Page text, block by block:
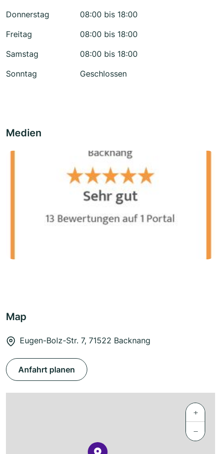
Donnerstag
08:00 bis 18:00
Freitag
08:00 bis 18:00
Samstag
08:00 bis 18:00
Sonntag
Geschlossen
Medien
Map
Eugen-Bolz-Str. 7, 71522 Backnang
Anfahrt planen
+
−